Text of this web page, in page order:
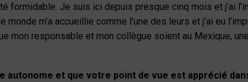
formidable. Je suis ici depuis presque cinq mois et j’ai
monde m’a accueillie comme l’une des leurs et j’ai eu
mon responsable et mon collègue soient au Mexique,
autonome et que votre point de vue est apprécié